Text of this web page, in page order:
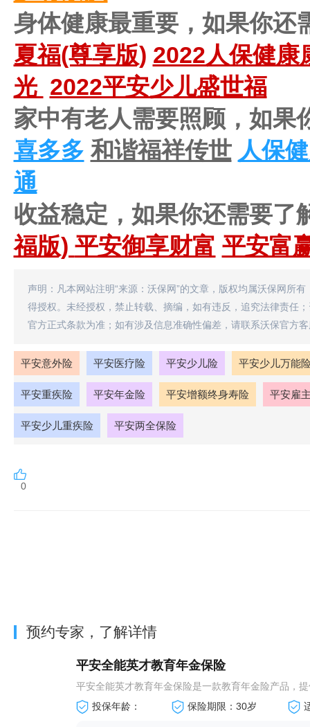
身体健康最重要，如果你还
夏福(尊享版) 2022人保健康
光 2022平安少儿盛世福
家中有老人需要照顾，如果
喜多多 和谐福祥传世 人保
通
收益稳定，如果你还需要了
福版) 平安御享财富 平安富
声明：凡本网站注明“来源：沃保网”的文章，版权均属沃保网所
得授权。未经授权，禁止转载、摘编，如有违反，追究法律责任
官方正式条款为准；如有涉及信息准确性偏差，请联系沃保官方
平安意外险 平安医疗险 平安少儿险 平安少儿万能
平安重疾险 平安年金险 平安增额终身寿险 平安雇
平安少儿重疾险 平安两全保险
0
预约专家，了解详情
平安全能英才教育年金保险
平安全能英才教育年金保险是一款教育年金险产品，
投保年龄：
保险期限：30岁